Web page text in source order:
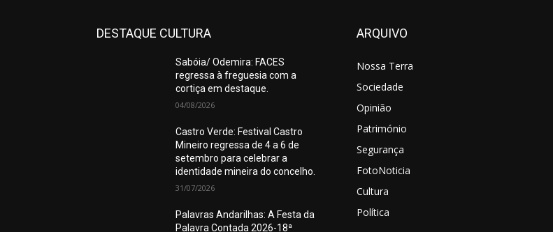
DESTAQUE CULTURA
Sabóia/ Odemira: FACES
regressa à freguesia com a
cortiça em destaque.
04/08/2026
Castro Verde: Festival Castro
Mineiro regressa de 4 a 6 de
setembro para celebrar a
identidade mineira do concelho.
31/07/2026
Palavras Andarilhas: A Festa da
Palavra Contada 2026-18ª
ARQUIVO
Nossa Terra
Sociedade
Opinião
Património
Segurança
FotoNoticia
Cultura
Política